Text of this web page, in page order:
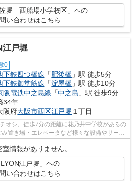
佐堀 西船場小学校区」への
い合わせはこちら
江戸堀
0
下鉄四つ橋線 「肥後橋 」駅 徒歩5分
下鉄御堂筋線 「淀屋橋 」駅 徒歩10分
阪電鉄中之島線 「中之島 」駅 徒歩9分
34年
阪府大阪市西区江戸堀 １丁目
オシ。徒歩7分の距離に花乃井中学校があるの
置き場・エレベータなど様々な設備やサービ
室情報がありません。
LYON江戸堀」への
い合わせはこちら